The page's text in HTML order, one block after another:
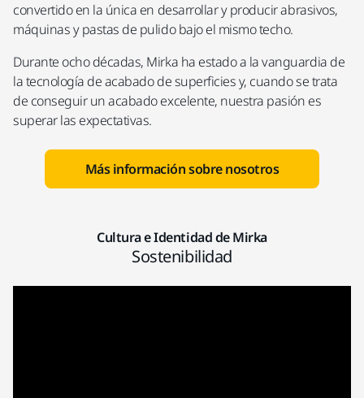
convertido en la única en desarrollar y producir abrasivos,
máquinas y pastas de pulido bajo el mismo techo.
Durante ocho décadas, Mirka ha estado a la vanguardia de
la tecnología de acabado de superficies y, cuando se trata
de conseguir un acabado excelente, nuestra pasión es
superar las expectativas.
Más información sobre nosotros
Cultura e Identidad de Mirka
Sostenibilidad